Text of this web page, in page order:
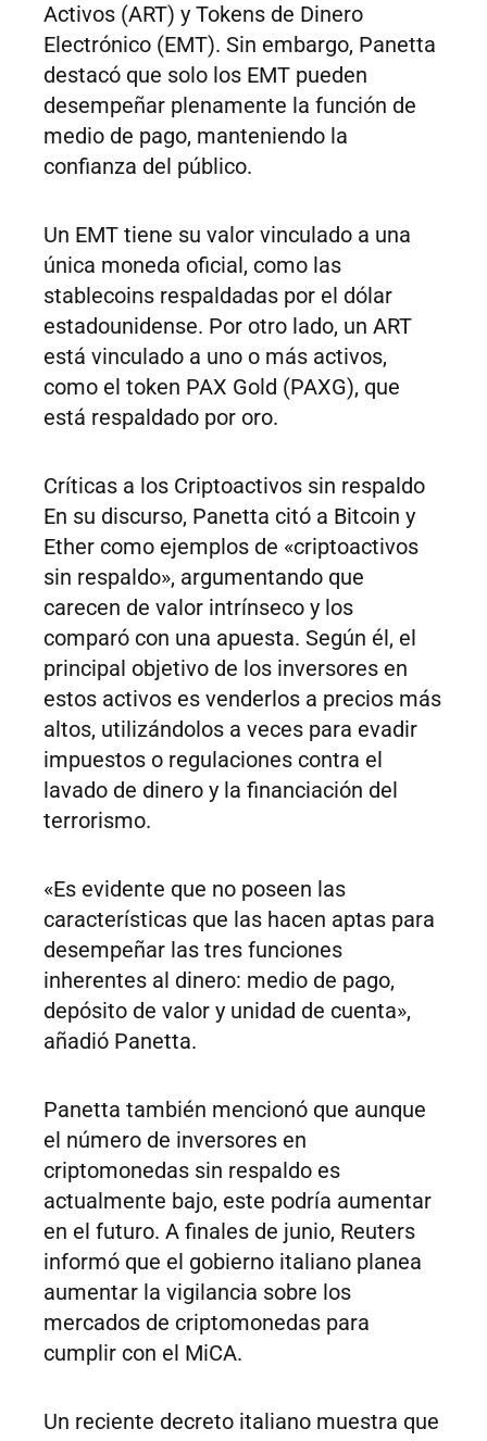
Activos (ART) y Tokens de Dinero
Electrónico (EMT). Sin embargo, Panetta
destacó que solo los EMT pueden
desempeñar plenamente la función de
medio de pago, manteniendo la
confianza del público.
Un EMT tiene su valor vinculado a una
única moneda oficial, como las
stablecoins respaldadas por el dólar
estadounidense. Por otro lado, un ART
está vinculado a uno o más activos,
como el token PAX Gold (PAXG), que
está respaldado por oro.
Críticas a los Criptoactivos sin respaldo
En su discurso, Panetta citó a Bitcoin y
Ether como ejemplos de «criptoactivos
sin respaldo», argumentando que
carecen de valor intrínseco y los
comparó con una apuesta. Según él, el
principal objetivo de los inversores en
estos activos es venderlos a precios más
altos, utilizándolos a veces para evadir
impuestos o regulaciones contra el
lavado de dinero y la financiación del
terrorismo.
«Es evidente que no poseen las
características que las hacen aptas para
desempeñar las tres funciones
inherentes al dinero: medio de pago,
depósito de valor y unidad de cuenta»,
añadió Panetta.
Panetta también mencionó que aunque
el número de inversores en
criptomonedas sin respaldo es
actualmente bajo, este podría aumentar
en el futuro. A finales de junio, Reuters
informó que el gobierno italiano planea
aumentar la vigilancia sobre los
mercados de criptomonedas para
cumplir con el MiCA.
Un reciente decreto italiano muestra que